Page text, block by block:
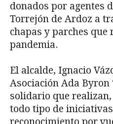
donados por agentes
Torrejón de Ardoz a
chapas y parches
pandemia.
El alcalde, Ignacio
Asociación Ada
solidario que realizan,
todo tipo de